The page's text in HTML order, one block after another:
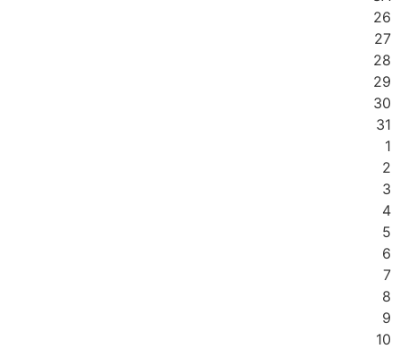
26
27
28
29
30
31
1
2
3
4
5
6
7
8
9
10